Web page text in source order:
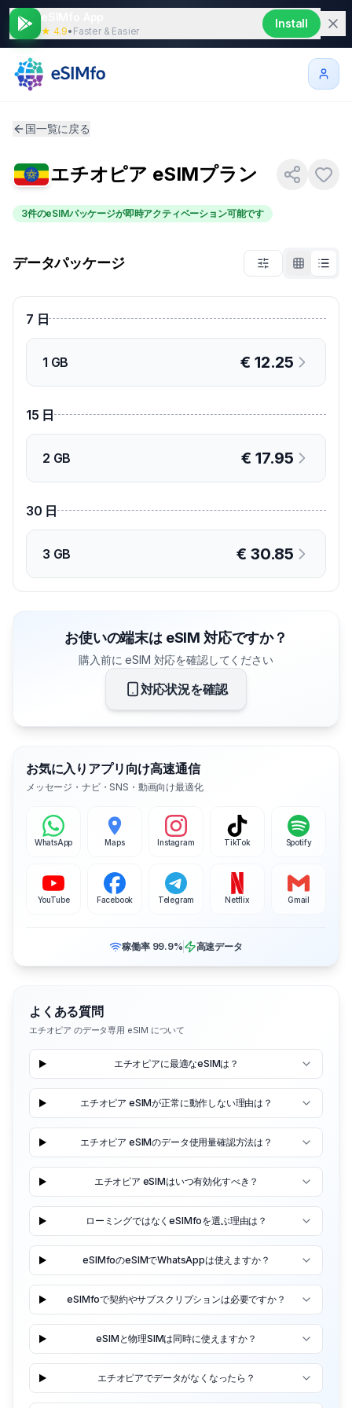
★ 4.9• Faster & Easier
Install
国一覧に戻る
エチオピア eSIMプラン
3件のeSIMパッケージが即時アクティベーション可能です
データパッケージ
7 日
1 GB € 12.25
15 日
2 GB € 17.95
30 日
3 GB € 30.85
お使いの端末は eSIM 対応ですか？
購入前に eSIM 対応を確認してください
対応状況を確認
お気に入りアプリ向け高速通信
メッセージ・ナビ・SNS・動画向け最適化
WhatsApp Maps Instagram TikTok Spotify
YouTube Facebook Telegram Netflix Gmail
稼働率 99.9% 高速データ
よくある質問
エチオピア のデータ専用 eSIM について
エチオピアに最適なeSIMは？
エチオピア eSIMが正常に動作しない理由は？
エチオピア eSIMのデータ使用量確認方法は？
エチオピア eSIMはいつ有効化すべき？
ローミングではなくeSIMfoを選ぶ理由は？
eSIMfoのeSIMでWhatsAppは使えますか？
eSIMfoで契約やサブスクリプションは必要ですか？
eSIMと物理SIMは同時に使えますか？
エチオピアでデータがなくなったら？